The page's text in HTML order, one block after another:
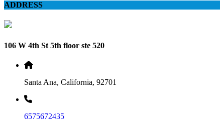
ADDRESS
106 W 4th St 5th floor ste 520
Santa Ana, California, 92701
6575672435